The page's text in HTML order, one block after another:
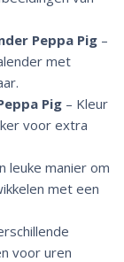
Peppa Pig–
met
Pig– Kleur
voor extra
leuke manier om
met een
voor uren